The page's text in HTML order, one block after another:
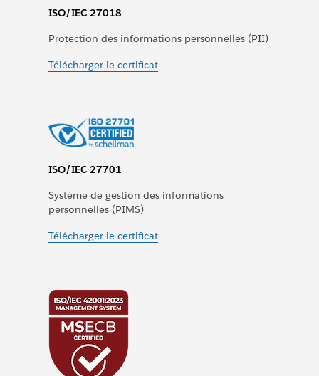
ISO/IEC 27018
Protection des informations personnelles (PII)
Télécharger le certificat
ISO/IEC 27701
Système de gestion des informations
personnelles (PIMS)
Télécharger le certificat